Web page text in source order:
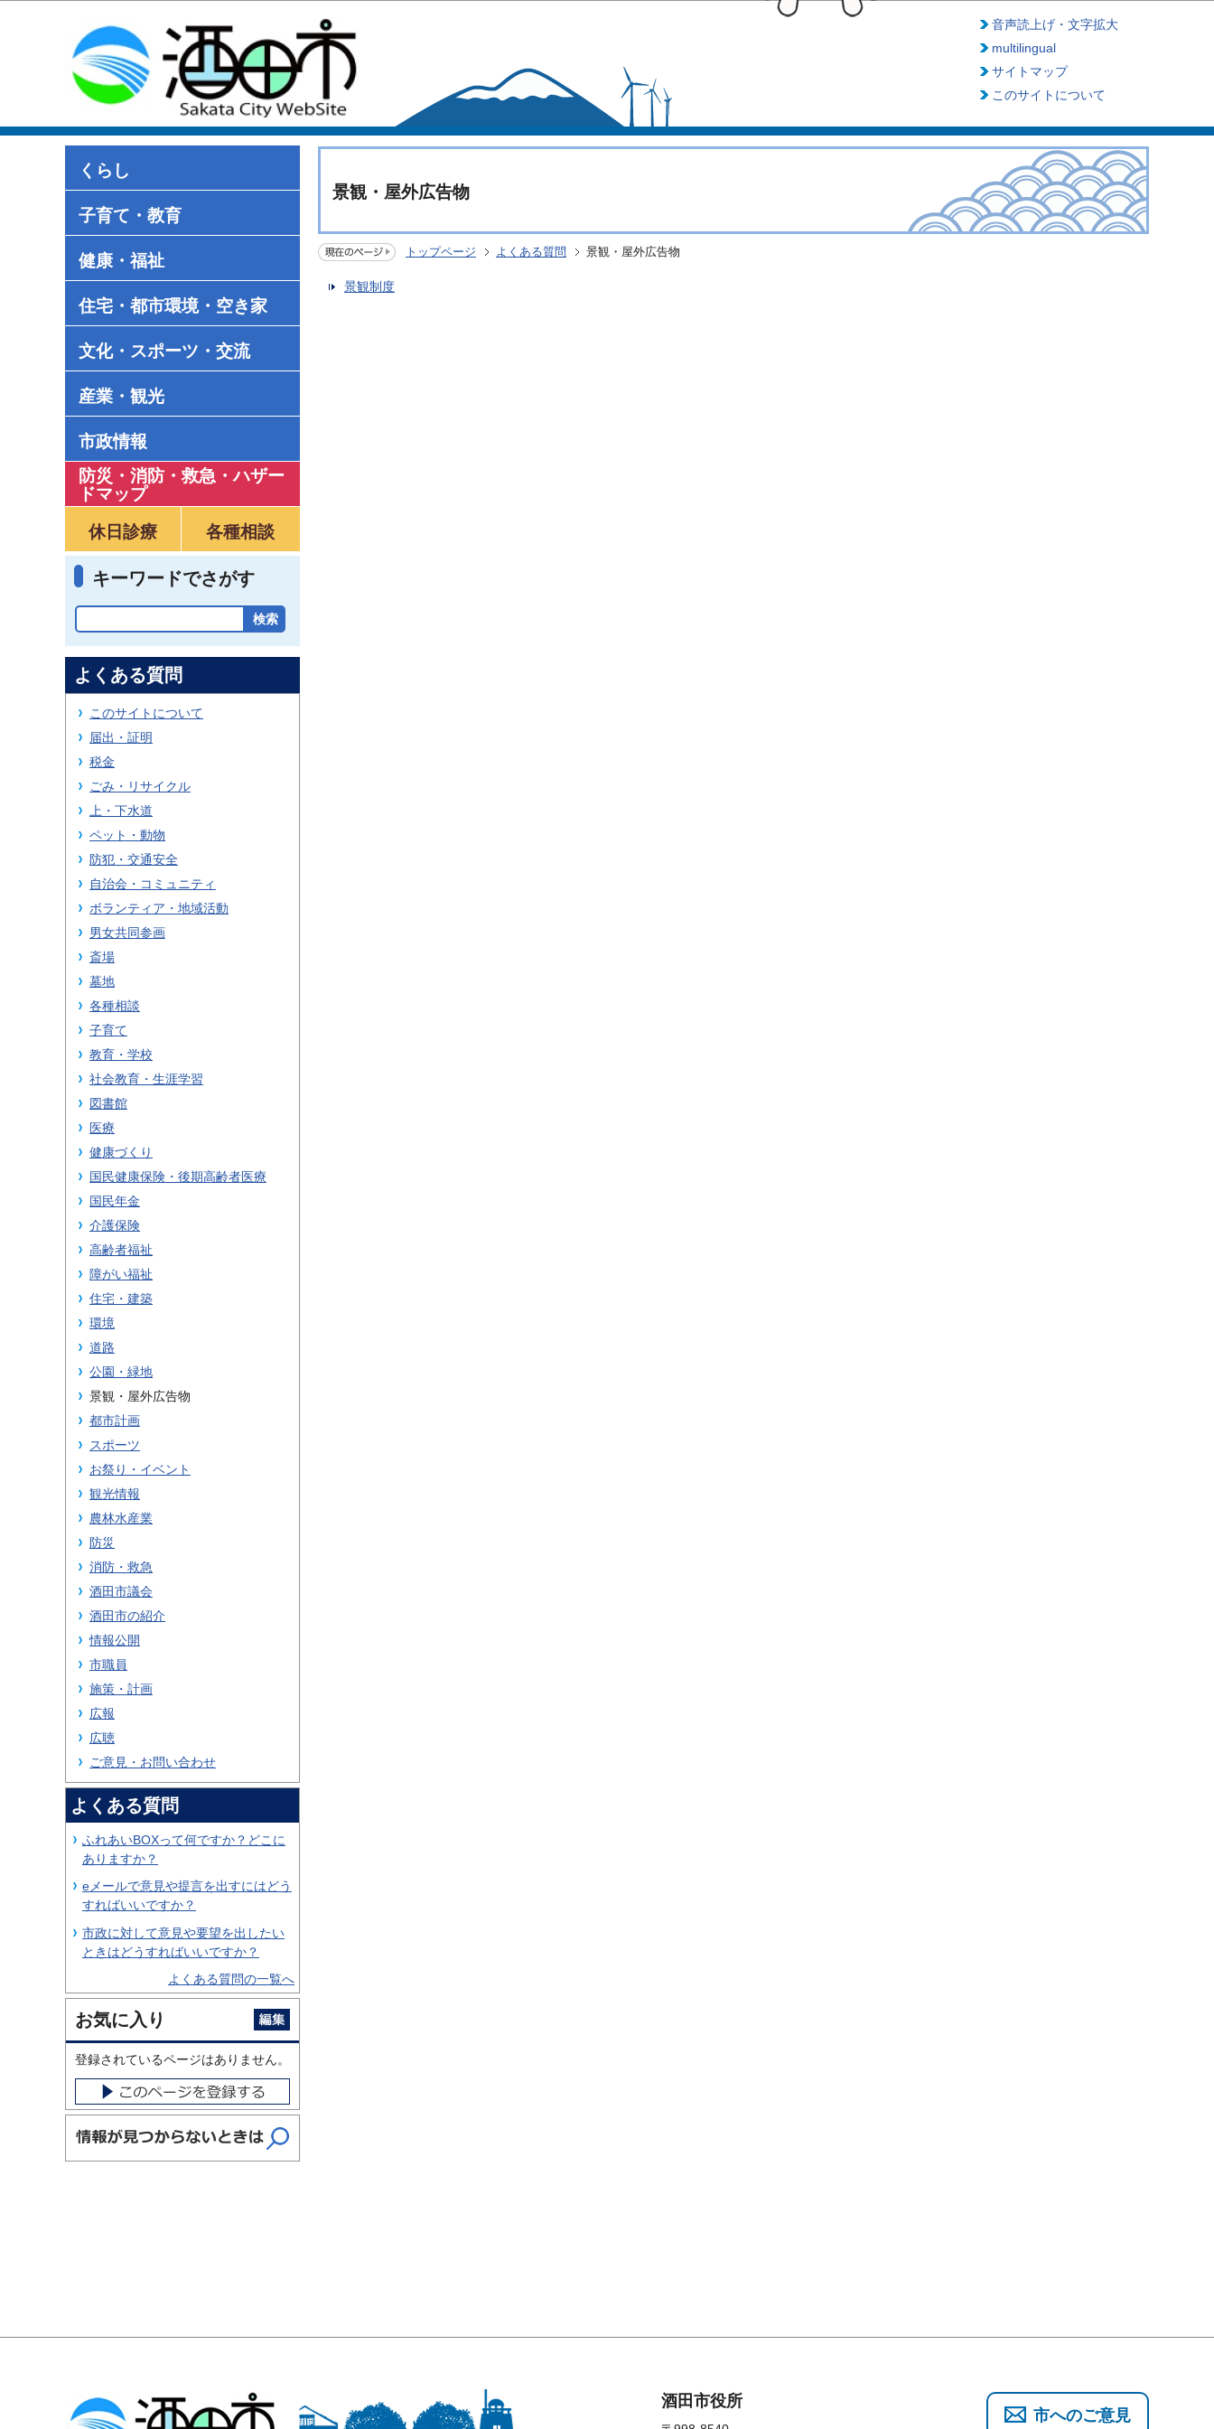
音声読上げ・文字拡大
multilingual
サイトマップ
このサイトについて
くらし
子育て・教育
健康・福祉
住宅・都市環境・空き家
文化・スポーツ・交流
産業・観光
市政情報
防災・消防・救急 ・ハザー
ドマップ
休日診療
各種相談
キーワードでさがす
景観・屋外広告物
トップページ よくある質問 景観・屋外広告物
景観制度
よくある質問
このサイトについて
届出・証明
税金
ごみ・リサイクル
上・下水道
ペット・動物
防犯・交通安全
自治会・コミュニティ
ボランティア・地域活動
男女共同参画
斎場
墓地
各種相談
子育て
教育・学校
社会教育・生涯学習
図書館
医療
健康づくり
国民健康保険・後期高齢者医療
国民年金
介護保険
高齢者福祉
障がい福祉
住宅・建築
環境
道路
公園・緑地
景観・屋外広告物
都市計画
スポーツ
お祭り・イベント
観光情報
農林水産業
防災
消防・救急
酒田市議会
酒田市の紹介
情報公開
市職員
施策・計画
広報
広聴
ご意見・お問い合わせ
よくある質問
ふれあいBOXって何ですか？どこに
ありますか？
eメールで意見や提言を出すにはどう
すればいいですか？
市政に対して意見や要望を出したい
ときはどうすればいいですか？
よくある質問の一覧へ
お気に入り
登録されているページはありません。
酒田市役所
市へのご意見